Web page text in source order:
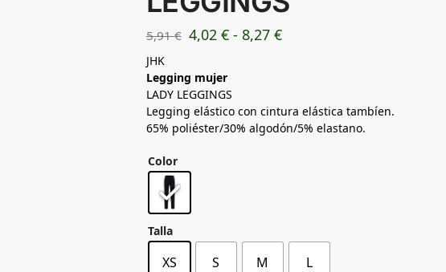
5,91€ 4,02 € - 8,27 €
JHK
Legging mujer
LADY LEGGINGS
Legging elástico con cintura elástica tambíen.
65% poliéster/30% algodón/5% elastano.
Color
Talla
XS S M L